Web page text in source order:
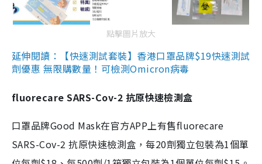
點擊圖片放大
延伸閱讀：【快速測試套裝】香港口罩品牌$19快速測試
劑優惠 無限購數量！可檢測Omicron病毒
fluorecare SARS-Cov-2 抗原快速檢測盒
口罩品牌Good Mask在官方APP上有售fluorecare
SARS-Cov-2 抗原快速檢測盒，每20劑獨立包裝為1個單